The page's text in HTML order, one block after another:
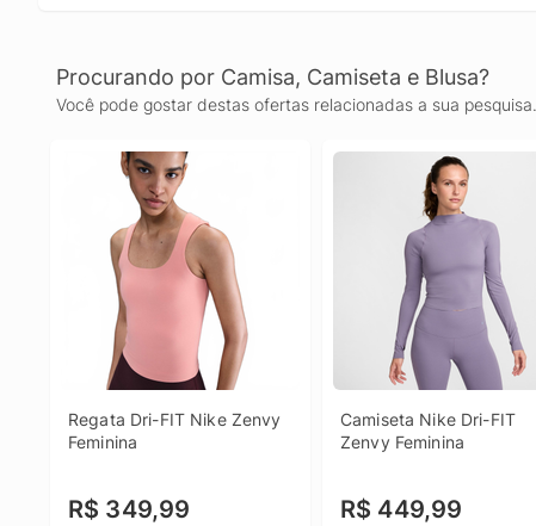
Procurando por Camisa, Camiseta e Blusa?
Você pode gostar destas ofertas relacionadas a sua pesquisa.
Regata Dri-FIT Nike Zenvy
Feminina
R$ 349,99
Camiseta Nike Dri-FIT
Zenvy Feminina
R$ 449,99